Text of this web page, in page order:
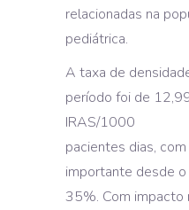
relacionadas na
pediátrica.
A taxa de
período foi de
IRAS/1000
pacientes dias,
importante desde
35%. Com impacto